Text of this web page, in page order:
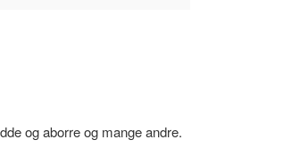
og aborre og mange andre.